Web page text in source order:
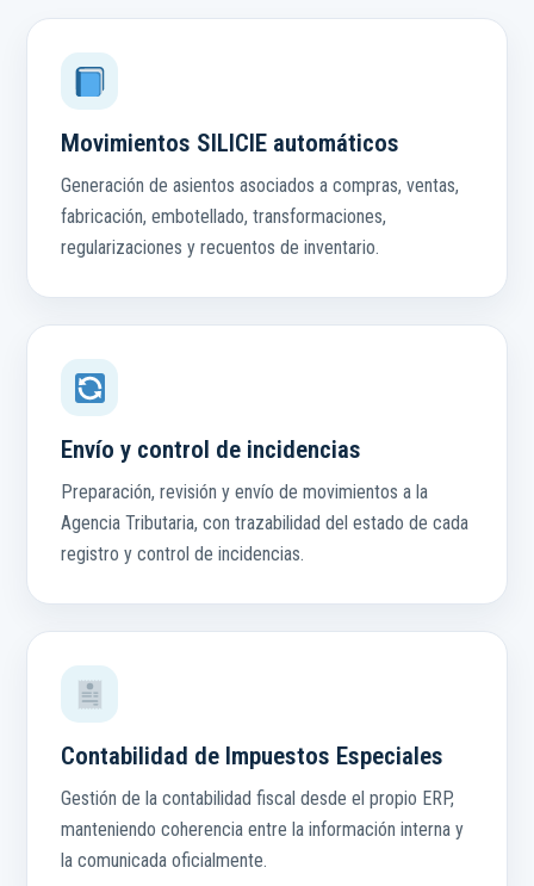
Movimientos SILICIE automáticos
Generación de asientos asociados a compras, ventas,
fabricación, embotellado, transformaciones,
regularizaciones y recuentos de inventario.
Envío y control de incidencias
Preparación, revisión y envío de movimientos a la
Agencia Tributaria, con trazabilidad del estado de cada
registro y control de incidencias.
Contabilidad de Impuestos Especiales
Gestión de la contabilidad fiscal desde el propio ERP,
manteniendo coherencia entre la información interna y
la comunicada oficialmente.